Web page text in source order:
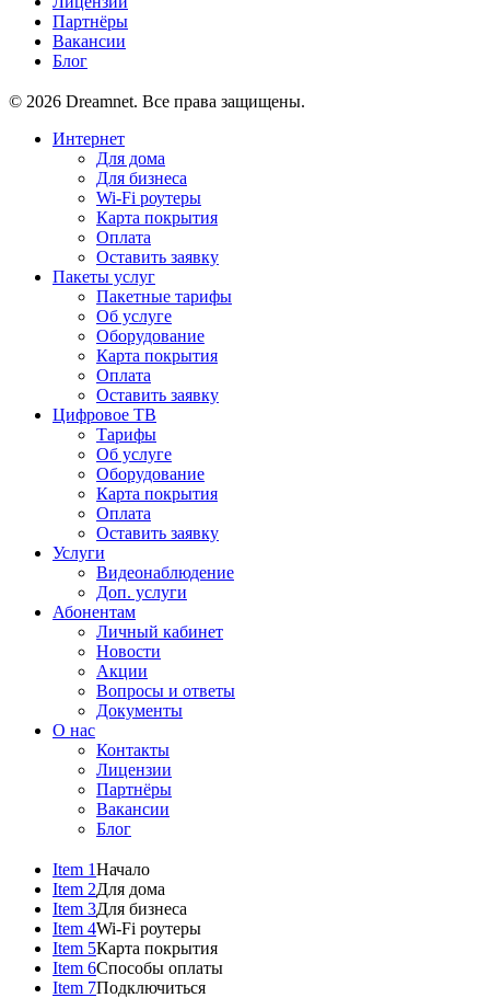
Партнёры
Вакансии
Блог
© 2026 Dreamnet. Все права защищены.
Интернет
Для дома
Для бизнеса
Wi-Fi роутеры
Карта покрытия
Оплата
Оставить заявку
Пакеты услуг
Пакетные тарифы
Об услуге
Оборудование
Карта покрытия
Оплата
Оставить заявку
Цифровое ТВ
Тарифы
Об услуге
Оборудование
Карта покрытия
Оплата
Оставить заявку
Услуги
Видеонаблюдение
Доп. услуги
Абонентам
Личный кабинет
Новости
Акции
Вопросы и ответы
Документы
О нас
Контакты
Лицензии
Партнёры
Вакансии
Блог
Item 1Начало
Item 2Для дома
Item 3Для бизнеса
Item 4Wi-Fi роутеры
Item 5Карта покрытия
Item 6Способы оплаты
Item 7Подключиться